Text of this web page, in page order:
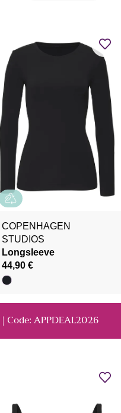
COPENHAGEN
STUDIOS
Longsleeve
44,90 €
| Code: APPDEAL2026